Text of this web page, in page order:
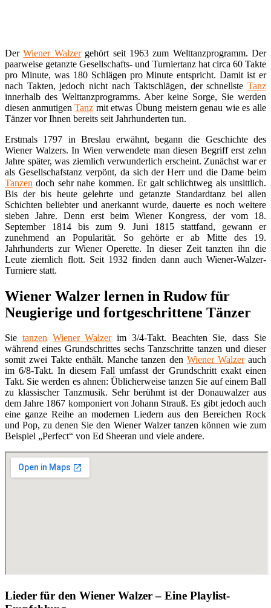
DerWiener Walzergehört seit 1963 zum Welttanzprogramm. Der
paarweise getanzte Gesellschafts- und Turniertanz hat circa 60 Takte
pro Minute, was 180 Schlägen pro Minute entspricht. Damit ist er
nach Takten, jedoch nicht nach Taktschlägen, der schnellste Tanz
innerhalb des Welttanzprogramms. Aber keine Sorge, Sie werden
diesen anmutigenTanz mit etwas Übung meistern genau wie es alle
Tänzer vor Ihnen bereits seit Jahrhunderten tun.
Erstmals 1797 in Breslau erwähnt, begann die Geschichte des
Wiener Walzers. In Wien verwendete man diesen Begriff erst zehn
Jahre später, was ziemlich verwunderlich erscheint. Zunächst war er
als Gesellschafstanz verpönt, da sich der Herr und die Dame beim
Tanzen doch sehr nahe kommen. Er galt schlichtweg als unsittlich.
Bis der bis heute gelehrte und getanzte Standardtanz bei allen
Schichten beliebter und anerkannt wurde, dauerte es noch weitere
sieben Jahre. Denn erst beim Wiener Kongress, der vom 18.
September 1814 bis zum 9. Juni 1815 stattfand, gewann er
zunehmend an Popularität. So gehörte er ab Mitte des 19.
Jahrhunderts zur Wiener Operette. In dieser Zeit tanzten ihn die
Leute ziemlich flott. Seit 1932 finden dann auch Wiener-Walzer-
Turniere statt.
Wiener Walzer lernen in Rudow für
Neugierige und fortgeschrittene Tänzer
Sie tanzen Wiener Walzerim 3/4-Takt. Beachten Sie, dass Sie
während eines Grundschrittes sechs Tanzschritte tanzen und dieser
somit zwei Takte enthält. Manche tanzen denWiener Walzerauch
im 6/8-Takt. In diesem Fall umfasst der Grundschritt exakt einen
Takt. Sie werden es ahnen: Üblicherweise tanzen Sie auf einem Ball
zu klassischer Tanzmusik. Sehr berühmt ist der Donauwalzer aus
dem Jahre 1867 komponiert von Johann Strauß. Es gibt jedoch auch
eine ganze Reihe an modernen Liedern aus den Bereichen Rock
und Pop, zu denen Sie den Wiener Walzer tanzen können wie zum
Beispiel „Perfect“ von Ed Sheeran und viele andere.
Lieder für den Wiener Walzer – Eine Playlist-